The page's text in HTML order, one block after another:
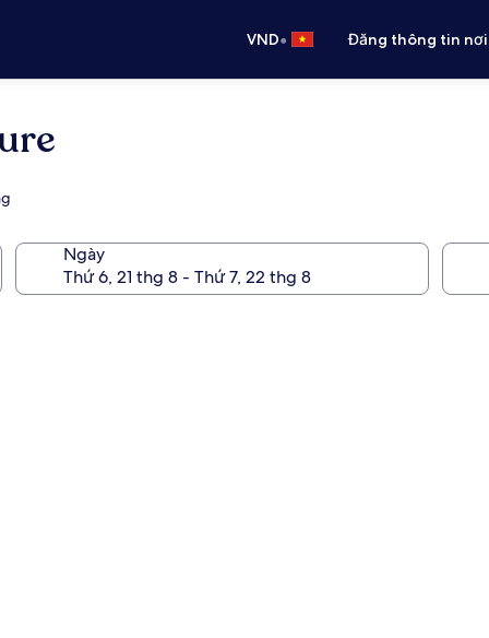
VND• Đăng thông tin
Ngày